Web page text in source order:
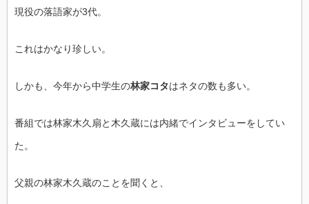
現役の落語家が3代。
これはかなり珍しい。
しかも、今年から中学生の林家コタはネタの数も多い。
番組では林家木久扇と木久蔵には内緒でインタビューをしてい
た。
父親の林家木久蔵のことを聞くと、